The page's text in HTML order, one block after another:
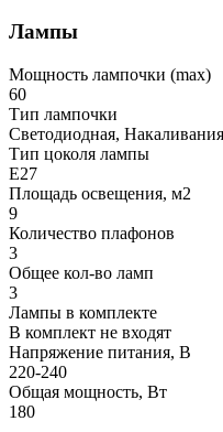
Лампы
Мощность лампочки (max)
60
Тип лампочки
Светодиодная, Накаливания
Тип цоколя лампы
E27
Площадь освещения, м2
9
Количество плафонов
3
Общее кол-во ламп
3
Лампы в комплекте
В комплект не входят
Напряжение питания, В
220-240
Общая мощность, Вт
180